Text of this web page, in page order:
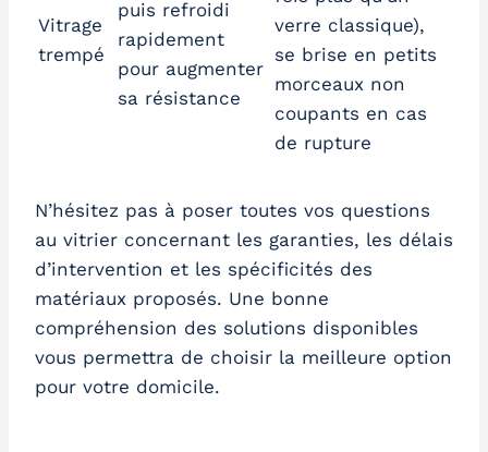
Vitrage
trempé
puis refroidi
rapidement
pour augmenter
sa résistance
verre classique),
se brise en petits
morceaux non
coupants en cas
de rupture
N’hésitez pas à poser toutes vos questions
au vitrier concernant les garanties, les délais
d’intervention et les spécificités des
matériaux proposés. Une bonne
compréhension des solutions disponibles
vous permettra de choisir la meilleure option
pour votre domicile.